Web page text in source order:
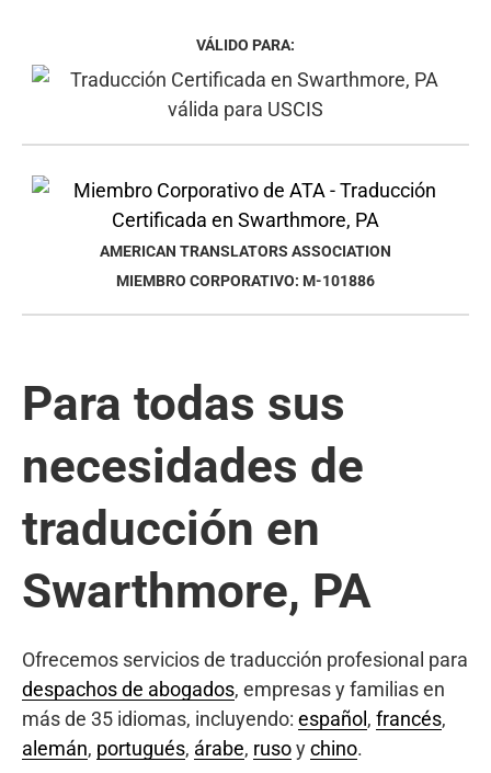
VÁLIDO PARA:
AMERICAN TRANSLATORS ASSOCIATION
MIEMBRO CORPORATIVO: M-101886
Para todas sus
necesidades de
traducción en
Swarthmore, PA
Ofrecemos servicios de traducción profesional para
despachos de abogados, empresas y familias en
más de 35 idiomas, incluyendo: español , francés,
alemán, portugués, árabe, rusoychino.